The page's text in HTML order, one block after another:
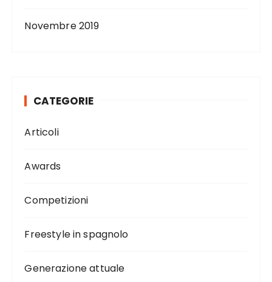
Novembre 2019
CATEGORIE
Articoli
Awards
Competizioni
Freestyle in spagnolo
Generazione attuale